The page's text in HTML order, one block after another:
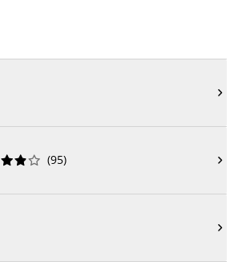




 (95) 
